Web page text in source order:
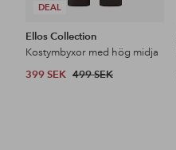
DEAL
Ellos Collection
Kostymbyxor med hög midja
399 SEK 499 SEK